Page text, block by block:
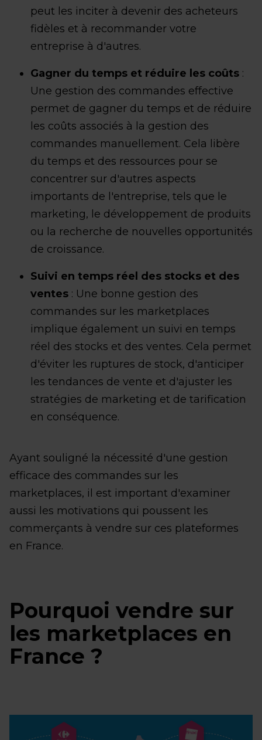
peut les inciter à devenir des acheteurs
fidèles et à recommander votre
entreprise à d'autres.
Gagner du temps et réduire les coûts :
Une gestion des commandes effective
permet de gagner du temps et de réduire
les coûts associés à la gestion des
commandes manuellement. Cela libère
du temps et des ressources pour se
concentrer sur d'autres aspects
importants de l'entreprise, tels que le
marketing, le développement de produits
ou la recherche de nouvelles opportunités
de croissance.
Suivi en temps réel des stocks et des
ventes : Une bonne gestion des
commandes sur les marketplaces
implique également un suivi en temps
réel des stocks et des ventes. Cela permet
d'éviter les ruptures de stock, d'anticiper
les tendances de vente et d'ajuster les
stratégies de marketing et de tarification
en conséquence.
Ayant souligné la nécessité d'une gestion
efficace des commandes sur les
marketplaces, il est important d'examiner
aussi les motivations qui poussent les
commerçants à vendre sur ces plateformes
en France.
Pourquoi vendre sur
les marketplaces en
France ?